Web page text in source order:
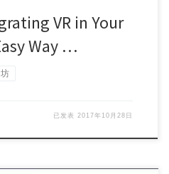
VR in Your
Way …
已发表 2017年10月28日